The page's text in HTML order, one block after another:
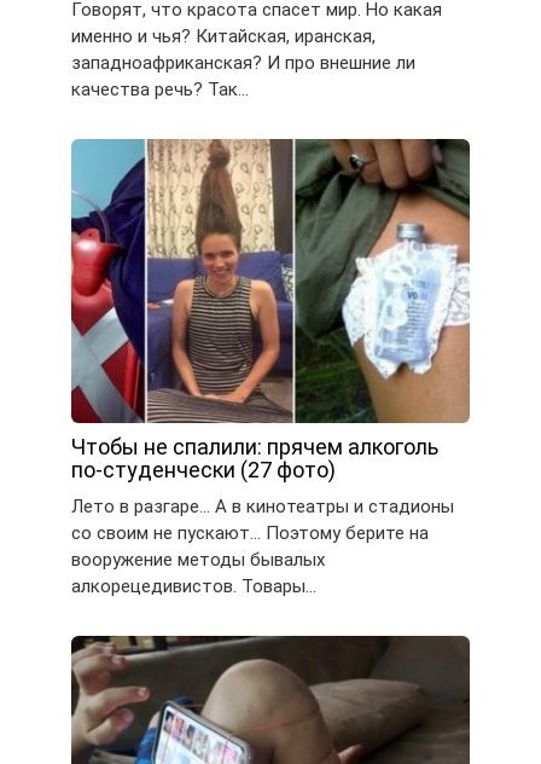
Говорят, что красота спасет мир. Но какая
именно и чья? Китайская, иранская,
западноафриканская? И про внешние ли
качества речь? Так…
Чтобы не спалили: прячем алкоголь
по-студенчески (27 фото)
Лето в разгаре… А в кинотеатры и стадионы
со своим не пускают… Поэтому берите на
вооружение методы бывалых
алкорецедивистов. Товары…